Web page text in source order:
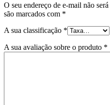
O seu endereço de e-mail não
são marcados com *
A sua classificação *
A sua avaliação sobre o produto *